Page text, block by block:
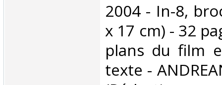
2004 - In-8,
x 17 cm) - 32
plans du film
texte -